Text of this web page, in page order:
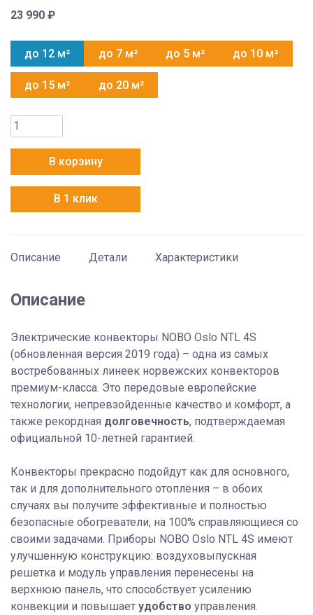
23 990 ₽
до 12 м² до 7 м² до 5 м² до 10 м²
до 15 м² до 20 м²
Количество
товара
Конвектор
Nobo
Oslo
В корзину
В 1 клик
Описание Детали Характеристики
Описание
Электрические конвекторы NOBO Oslo NTL 4S
(обновленная версия 2019 года) – одна из самых
востребованных линеек норвежских конвекторов
премиум-класса. Это передовые европейские
технологии, непревзойденные качество и комфорт, а
также рекордная долговечность, подтверждаемая
официальной 10-летней гарантией.
Конвекторы прекрасно подойдут как для основного,
так и для дополнительного отопления – в обоих
случаях вы получите эффективные и полностью
безопасные обогреватели, на 100% справляющиеся со
своими задачами. Приборы NOBO Oslo NTL 4S имеют
улучшенную конструкцию: воздуховыпускная
решетка и модуль управления перенесены на
верхнюю панель, что способствует усилению
конвекции и повышает удобство управления.